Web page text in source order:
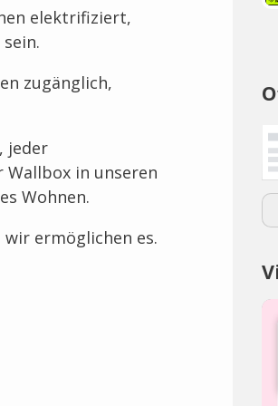
elektrifiziert,
zugänglich,
jeder
in unseren
Wohnen.
ermöglichen es.